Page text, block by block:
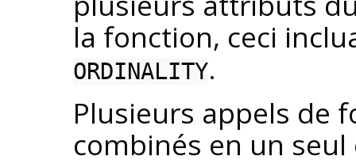
la fonction, ceci
ORDINALITY.
Plusieurs appels de
combinés en un